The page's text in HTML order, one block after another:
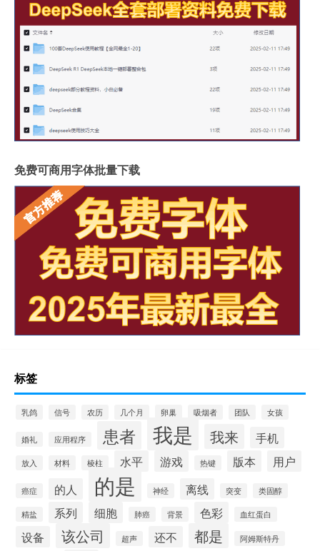
免费可商用字体批量下载
标签
乳鸽 信号 农历 几个月 卵巢 吸烟者 团队 女孩
婚礼 应用程序 患者 我是 我来 手机
放入 材料 棱柱 水平 游戏 热键 版本 用户
癌症 的人 的是 神经 离线 突变 类固醇
精盐 系列 细胞 肺癌 背景 色彩 血红蛋白
设备 该公司 超声 还不 都是 阿姆斯特丹